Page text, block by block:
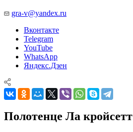
gra-v@yandex.ru
Вконтакте
Telegram
YouTube
WhatsApp
Яндекс.Дзен
Полотенце Ла кройсетт